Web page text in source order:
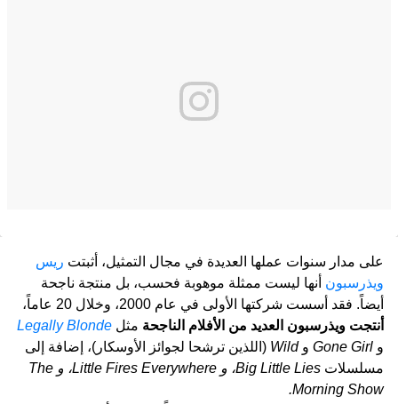
على مدار سنوات عملها العديدة في مجال التمثيل، أثبتت ريس
ويذرسبون أنها ليست ممثلة موهوبة فحسب، بل منتجة ناجحة
أيضاً. فقد أسست شركتها الأولى في عام 2000، وخلال 20 عاماً،
أنتجت ويذرسبون العديد من الأفلام الناجحة مثل Legally Blonde
و Gone Girl وWild (اللذين ترشحا لجوائز الأوسكار)، إضافة إلى
مسلسلات Big Little Lies، و Little Fires Everywhere، و
The
Morning Show.